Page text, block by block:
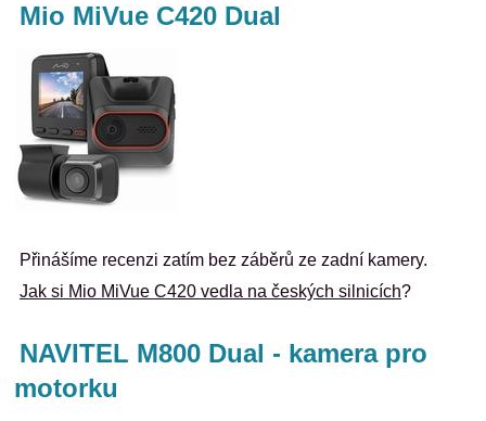
Mio MiVue C420 Dual
Přinášíme recenzi zatím bez záběrů ze zadní kamery.
Jak si Mio MiVue C420 vedla na českých silnicích?
NAVITEL M800 Dual - kamera pro
motorku